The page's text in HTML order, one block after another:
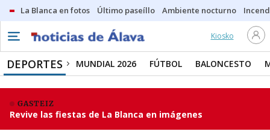
La Blanca en fotos Último paseíllo Ambiente nocturno
Kiosko
DEPORTES MUNDIAL 2026 FÚTBOL BALONCESTO
GASTEIZ
Revive las fiestas de La Blanca en imágenes